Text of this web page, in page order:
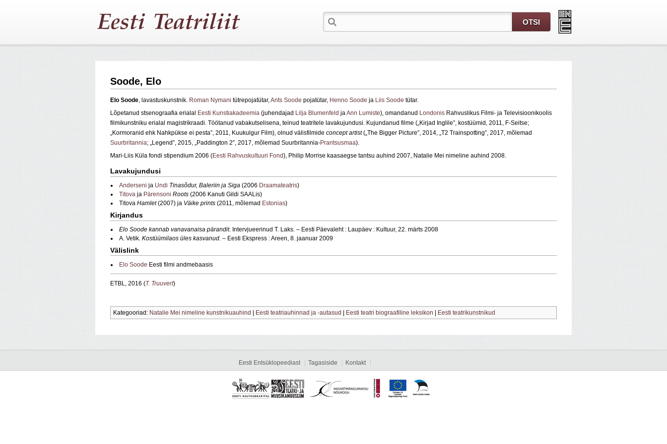
Soode, Elo
Elo Soode, lavastuskunstnik. Roman Nymani tütrepojatütar,Ants Soode pojatütar, Henno Soode ja Liis Soode tütar.
Lõpetanud stsenograafia erialal Eesti Kunstiakadeemia (juhendajad Lilja Blumenfeld jaAnn Lumiste), omandanud Londonis Rahvuslikus Filmi- ja Televisioonikoolis
filmikunstniku erialal magistrikraadi. Töötanud vabakutselisena, teinud teatritele lavakujundusi. Kujundanud filme („Kirjad Inglile”, kostüümid, 2011, F-Seitse;
„Kormoranid ehk Nahkpükse ei pesta”, 2011, Kuukulgur Film), olnud välisfilmide concept artist(„The Bigger Picture”, 2014, „T2 Trainspotting”, 2017, mõlemad
Suurbritannia; „Legend”, 2015, „Paddington 2”, 2017, mõlemad Suurbritannia-Prantsusmaa).
Mari-Liis Küla fondi stipendium 2006 (Eesti Rahvuskultuuri Fond), Philip Morrise kaasaegse tantsu auhind 2007, Natalie Mei nimeline auhind 2008.
Lavakujundusi
Anderseni ja Undi Tinasõdur, Baleriin ja Siga (2006 Draamateatris)
Titova ja Pärensoni Roots (2006 Kanuti Gildi SAALis)
Titova Hamlet(2007) ja Väike prints (2011, mõlemad Estonias)
Kirjandus
Elo Soode kannab vanavanaisa pärandit. Intervjueerinud T. Laks. – Eesti Päevaleht : Laupäev : Kultuur, 22. märts 2008
A. Vetik. Kostüümilaos üles kasvanud. – Eesti Ekspress : Areen, 8. jaanuar 2009
Välislink
Elo Soode Eesti filmi andmebaasis
ETBL, 2016 (T. Truuvert)
Kategooriad: Natalie Mei nimeline kunstnikuauhind | Eesti teatriauhinnad ja -autasud | Eesti teatri biograafiline leksikon | Eesti teatrikunstnikud
Eesti Entsüklopeediast Tagasiside Kontakt